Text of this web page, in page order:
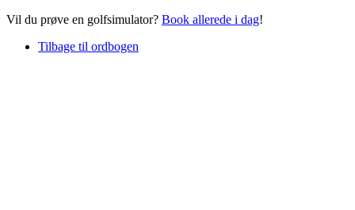
Vil du prøve en golfsimulator? Book allerede i dag!
Tilbage til ordbogen